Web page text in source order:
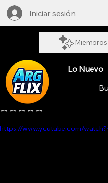
Iniciar sesión
Miembros
Lo Nuevo
MALA ÉPOCA
Obtuvo NaN de 5 estrellas.
https://www.youtube.com/